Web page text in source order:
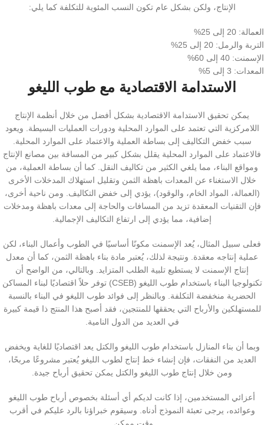
الإنتاج، ولكن بشكل عام تكون النسب المئوية للتكلفة كما يلي:
العمالة: 20 إلى 25%
التربة والرمل: 20 إلى 25%
الإسمنت: 40 إلى 60%
المعدات: 3 إلى 5%
الاستدامة الاقتصادية مع طوب الليغو
يمكن تحقيق الاستدامة الاقتصادية بشكل أفضل من خلال أنظمة الإنتاج
اللامركزية التي تعتمد على الموارد المحلية ودورات العمليات البسيطة. ويعود
سبب خفض التكاليف إلى بساطة العملية والاعتماد على الموارد المحلية.
فالاعتماد على الموارد المحلية يقلل بشكل كبير من المسافة بين مصانع الإنتاج
ومواقع البناء، مما يلغي الكثير من تكاليف النقل. كما أن بساطة العملية، من
خلال الاستغناء عن المعدات باهظة الثمن وتقليل استهلاك المدخلات الأخرى
(العمالة، المواد الخام، والوقود)، يؤدي إلى خفض التكاليف. ومن ناحية أخرى،
فإن التقنيات المعقدة تزيد من المسافات والحاجة إلى معدات باهظة ومدخلات
إضافية، مما يؤدي إلى ارتفاع التكاليف الإجمالية.
فعلى سبيل المثال، يُعد الإسمنت مكونًا أساسيًا في الطوب وأعمال البناء، لكن
عملية إنتاجه معقدة. ونتيجة لذلك، يُعتبر مادة بناء باهظة الثمن، كما أن معدل
إنتاج الإسمنت لا يستطيع تلبية الطلب المتزايد. وبالتالي، من الواضح أن
تكنولوجيا البناء باستخدام طوب الليغو (CSEB) توفر حلاً اقتصاديًا لبناء المساكن
الحضرية منخفضة التكلفة. وبالنظر إلى فوائد طوب الليغو في البناء بالنسبة
للمستهلكين والأرباح التي يحققها للمنتجين، فقد أصبح هذا المنتج ذا قيمة كبيرة
في العديد من الدول النامية.
وبما أن بناء المنازل باستخدام طوب الليغو والكتل يعد اقتصاديًا للغاية ويخفض
العديد من النفقات، فإن إنشاء خط إنتاج لطوب الليغو يُعتبر مشروعًا مربحًا،
ومن خلال إنتاج طوب الليغو والكتل يمكن تحقيق أرباح جيدة.
أعزائي المستخدمين، إذا كانت لديكم أي أسئلة بخصوص أرباح طوب الليغو
وعوائده، يرجى تعبئة النموذج أدناه. وسيقوم خبراؤنا بالرد عليكم في أقرب